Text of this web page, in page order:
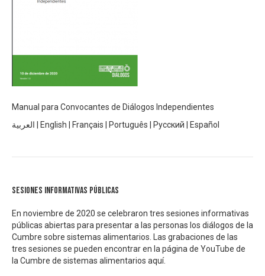
Manual para Convocantes de Diálogos Independientes
العربية
English Français Português Русский Español
Sesiones informativas públicas
En noviembre de 2020 se celebraron tres sesiones informativas
públicas abiertas para presentar a las personas los diálogos de la
Cumbre sobre sistemas alimentarios. Las grabaciones de las
tres sesiones se pueden encontrar en la página de YouTube de
la Cumbre de sistemas alimentarios aquí.